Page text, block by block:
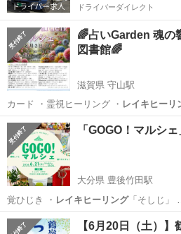
ドライバーダイレクト
🌈占いGarden 魂の
図書館🌈
滋賀県 守山駅
カード ・霊視ヒーリング ・ レイキヒーリ
ンド…
滋賀 守山市 守山駅 その他
「GOGO！マルシ
大分県 豊後竹田駅
覚ひじき ・ レイキヒーリング「そしじ
・芒ヶ…
大分 竹田市 豊後竹田駅 フリ
【6月20日（土）